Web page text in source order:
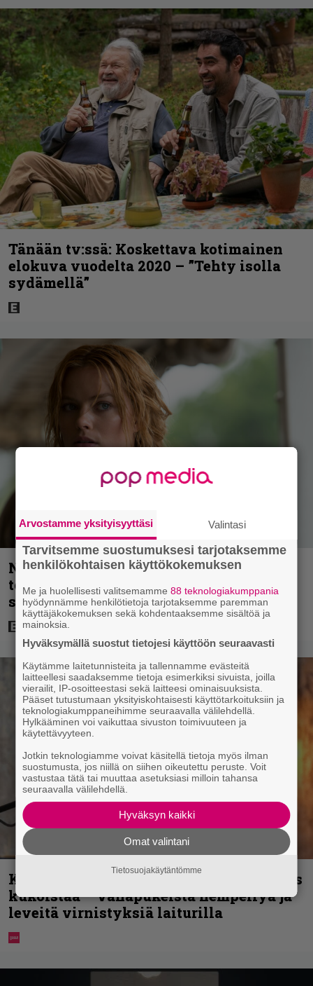
Tänään tv:ssä: Koskettava kotimainen
elokuva vuodelta 2020 – ”Tehty isolla
sydämellä”
Nyt Netflixissä: 180 miljoonan
toimintaseikkailu – Margot Robbie vei
seksikohtauksen liian pitkälle
Karita Tykän ja Sami Saikkosen rakkaus
kukoistaa – vähäpukeista hempeilyä ja
leveitä virnistyksiä laiturilla
Arvostamme yksityisyyttäsi Valintasi
Tarvitsemme suostumuksesi tarjotaksemme
henkilökohtaisen käyttökokemuksen
Me ja huolellisesti valitsemamme88 teknologiakumppania
hyödynnämme henkilötietoja tarjotaksemme paremman
käyttäjäkokemuksen sekä kohdentaaksemme sisältöä ja
mainoksia.
Hyväksymällä suostut tietojesi käyttöön seuraavasti
Käytämme laitetunnisteita ja tallennamme evästeitä
laitteellesi saadaksemme tietoja esimerkiksi sivuista, joilla
vierailit, IP-osoitteestasi sekä laitteesi ominaisuuksista.
Pääset tutustumaan yksityiskohtaisesti käyttötarkoituksiin ja
teknologiakumppaneihimme seuraavalla välilehdellä.
Hylkääminen voi vaikuttaa sivuston toimivuuteen ja
käytettävyyteen.
Jotkin teknologiamme voivat käsitellä tietoja myös ilman
suostumusta, jos niillä on siihen oikeutettu peruste. Voit
vastustaa tätä tai muuttaa asetuksiasi milloin tahansa
seuraavalla välilehdellä.
Hyväksyn kaikki
Omat valintani
Tietosuojakäytäntömme